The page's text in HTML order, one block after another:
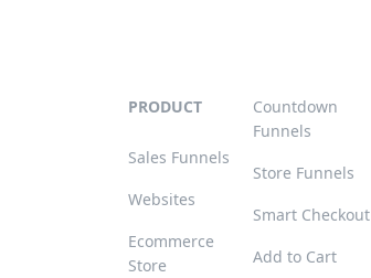
PRODUCT
Sales Funnels
Websites
Ecommerce
Store
Countdown
Funnels
Store Funnels
Smart Checkout
Add to Cart